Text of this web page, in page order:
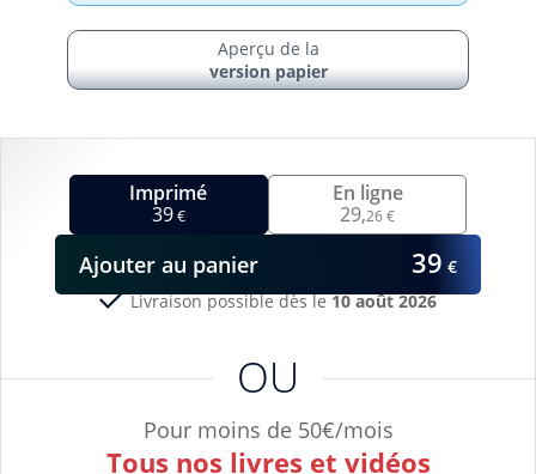
Imprimé
39€
OU
Pour moins de 50€/mois
Tous nos livres et vidéos
Livraison possible dès le10 août 2026
En ligne
29,26 €
Ajouter au panier 39 €
Aperçu de la
version papier